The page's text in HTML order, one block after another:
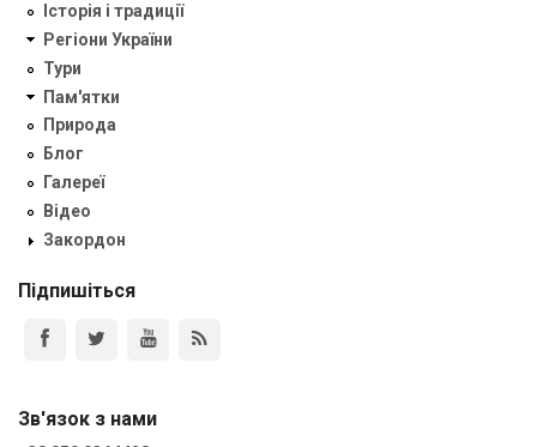
Історія і традиції
Регіони України
Тури
Пам'ятки
Природа
Блог
Галереї
Відео
Закордон
Підпишіться
Зв'язок з нами